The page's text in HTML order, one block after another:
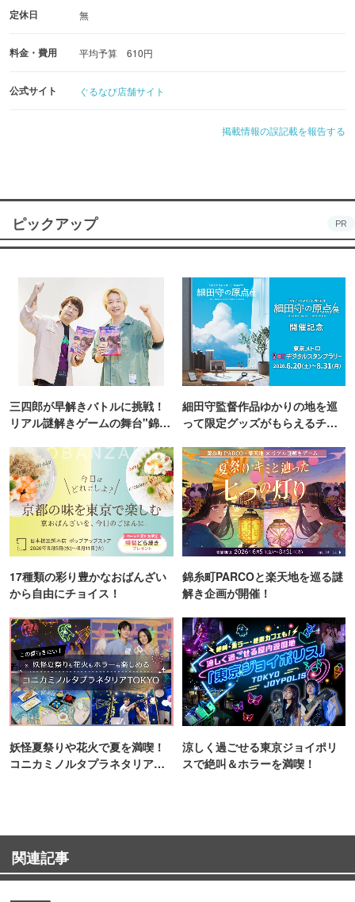
定休日 無
料金・費用 平均予算 610円
公式サイト ぐるなび店舗サイト
掲載情報の誤記載を報告する
ピックアップ PR
三四郎が早解きバトルに挑戦！
リアル謎解きゲームの舞台"錦糸
細田守監督作品ゆかりの地を巡
って限定グッズがもらえるチャ
17種類の彩り豊かなおばんざい
から自由にチョイス！
錦糸町PARCOと楽天地を巡る謎
解き企画が開催！
妖怪夏祭りや花火で夏を満喫！
コニカミノルタプラネタリア
涼しく過ごせる東京ジョイポリ
スで絶叫＆ホラーを満喫！
関連記事